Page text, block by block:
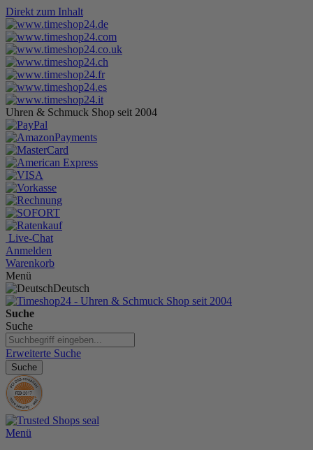
Direkt zum Inhalt
Uhren & Schmuck Shop seit 2004
Live-Chat
Anmelden
Warenkorb
Menü
Deutsch
Suche
Suche
Erweiterte Suche
Suche
Menü